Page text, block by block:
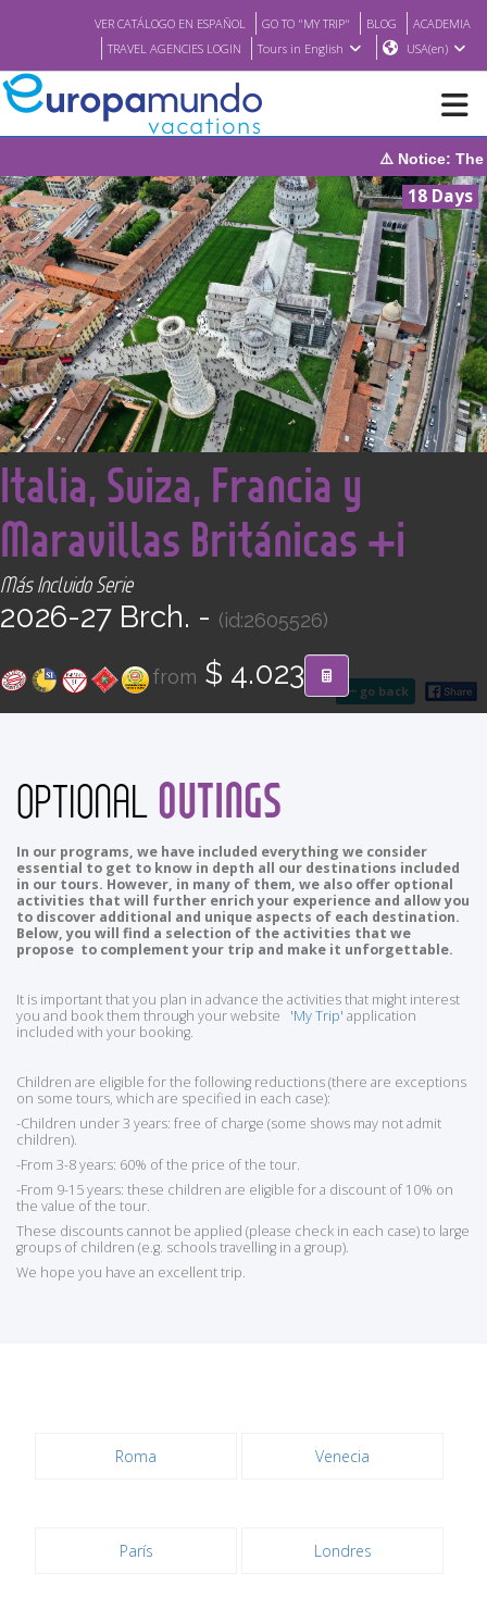
VER CATÁLOGO EN ESPAÑOL GO TO "MY TRIP" BLOG
ACADEMIA
TRAVEL AGENCIES LOGIN
Tours in English USA(en)
BROCHURE PDF
WHERE TO BUY
FEATURED
ABOUT US
CONTACT
⚠️ Notice: The system will be
18 Days
go back
<
Italia, Suiza, Francia y
Maravillas Británicas +i
Más Incluido Serie
2026-27 Brch. - (id:2605526)
from $ 4.023
OPTIONALOUTINGS
In our programs, we have included everything we consider
essential to get to know in depth all our destinations included
in our tours. However, in many of them, we also offer optional
activities that will further enrich your experience and allow you
to discover additional and unique aspects of each destination.
Below, you will find a selection of the activities that we
propose to complement your trip and make it unforgettable.
It is important that you plan in advance the activities that might interest
you and book them through your website 'My Trip' application
included with your booking.
Children are eligible for the following reductions (there are exceptions
on some tours, which are specified in each case):
-Children under 3 years: free of charge (some shows may not admit
children).
-From 3-8 years: 60% of the price of the tour.
-From 9-15 years: these children are eligible for a discount of 10% on
the value of the tour.
These discounts cannot be applied (please check in each case) to large
groups of children (e.g. schools travelling in a group).
We hope you have an excellent trip.
Roma Venecia
París Londres